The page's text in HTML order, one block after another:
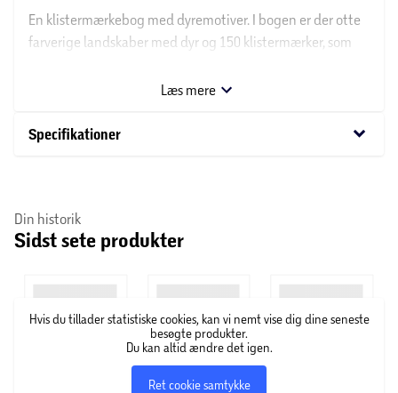
En klistermærkebog med dyremotiver. I bogen er der otte
farverige landskaber med dyr og 150 klistermærker, som
Læs mere
Specifikationer keyboard_arrow_down
Din historik
Sidst sete produkter
Hvis du tillader statistiske cookies, kan vi nemt vise dig dine seneste
besøgte produkter.
Du kan altid ændre det igen.
Ret cookie samtykke